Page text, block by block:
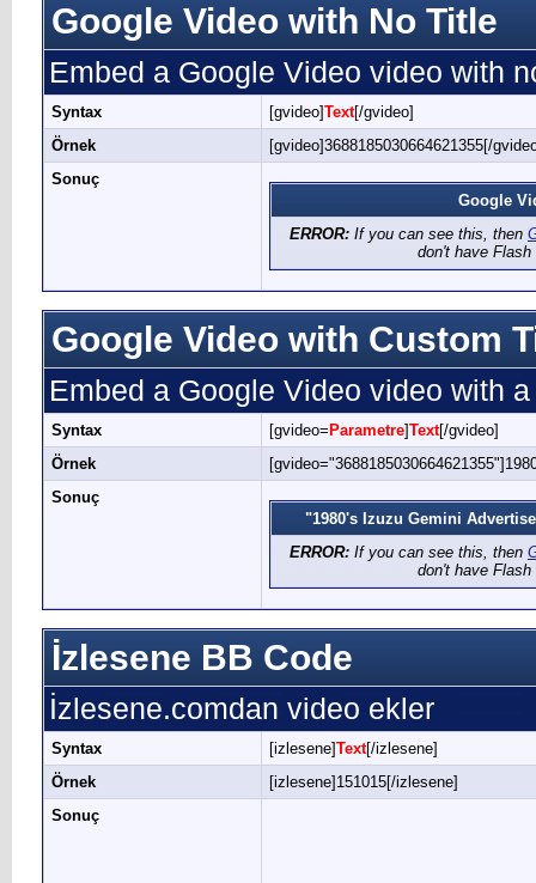
Google Video with No Title
Embed a Google Video video with
Syntax [gvideo]Text[/gvideo]
Örnek
[gvideo]3688185030664621355[/
Sonuç
Google
ERROR: If you can see this, then
don't have
Google Video with Custom
Embed a Google Video video with
Syntax [gvideo= Parametre]Text[/gvideo]
Örnek
Sonuç
"1980's Izuzu Gemini
ERROR: If you can see this, then
don't have
İzlesene BB Code
İzlesene.comdan video ekler
Syntax [izlesene]Text[/izlesene]
Örnek
[izlesene]151015[/izlesene]
Sonuç